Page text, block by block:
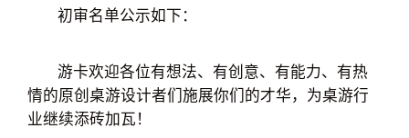
初审名单公示如下：
游卡欢迎各位有想法、有创意、有能力、有热
情的原创桌游设计者们施展你们的才华，为桌游行
业继续添砖加瓦！